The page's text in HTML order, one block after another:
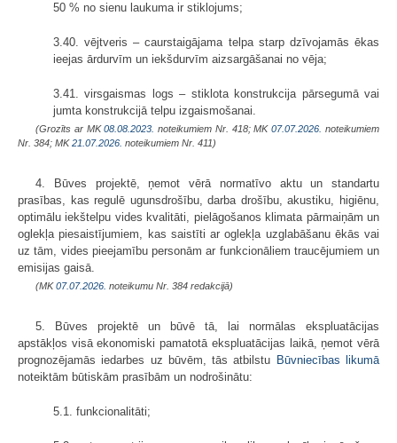
50 % no sienu laukuma ir stiklojums;
3.40. vējtveris – caurstaigājama telpa starp dzīvojamās ēkas
ieejas ārdurvīm un iekšdurvīm aizsargāšanai no vēja;
3.41. virsgaismas logs – stiklota konstrukcija pārsegumā vai
jumta konstrukcijā telpu izgaismošanai.
(Grozīts ar MK08.08.2023. noteikumiem Nr. 418; MK07.07.2026. noteikumiem
Nr. 384; MK21.07.2026. noteikumiem Nr. 411)
4. Būves projektē, ņemot vērā normatīvo aktu un standartu
prasības, kas regulē ugunsdrošību, darba drošību, akustiku, higiēnu,
optimālu iekštelpu vides kvalitāti, pielāgošanos klimata pārmaiņām un
oglekļa piesaistījumiem, kas saistīti ar oglekļa uzglabāšanu ēkās vai
uz tām, vides pieejamību personām ar funkcionāliem traucējumiem un
emisijas gaisā.
(MK07.07.2026. noteikumu Nr. 384 redakcijā)
5. Būves projektē un būvē tā, lai normālas ekspluatācijas
apstākļos visā ekonomiski pamatotā ekspluatācijas laikā, ņemot vērā
prognozējamās iedarbes uz būvēm, tās atbilstu Būvniecības likumā
noteiktām būtiskām prasībām un nodrošinātu:
5.1. funkcionalitāti;